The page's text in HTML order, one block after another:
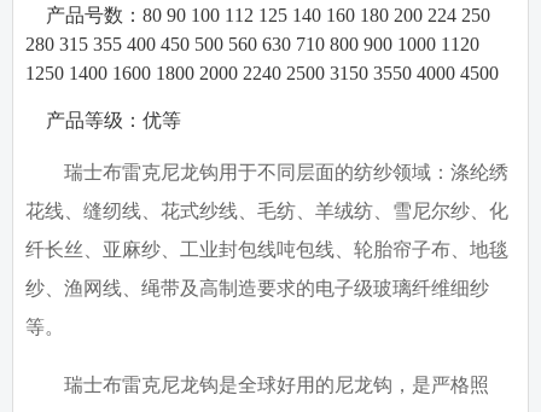
产品号数：80 90 100 112 125 140 160 180 200 224 250
280 315 355 400 450 500 560 630 710 800 900 1000 1120
1250 1400 1600 1800 2000 2240 2500 3150 3550 4000 4500
产品等级：优等
瑞士布雷克尼龙钩用于不同层面的纺纱领域：涤纶绣
花线、缝纫线、花式纱线、毛纺、羊绒纺、雪尼尔纱、化
纤长丝、亚麻纱、工业封包线吨包线、轮胎帘子布、地毯
纱、渔网线、绳带及高制造要求的电子级玻璃纤维细纱
等。
瑞士布雷克尼龙钩是全球好用的尼龙钩，是严格照